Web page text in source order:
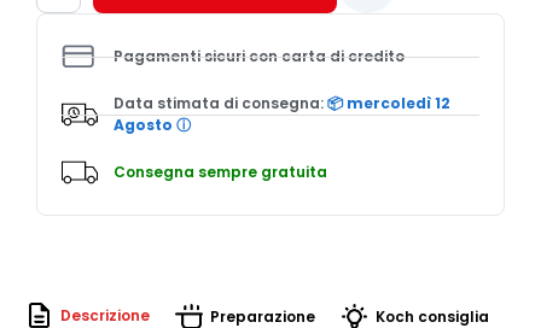
e
quantità
Pagamenti sicuri con carta di credito
Data stimata di consegna:📦 mercoledì 12
Agosto ⓘ
Consegna sempre gratuita
Descrizione Preparazione Koch consiglia